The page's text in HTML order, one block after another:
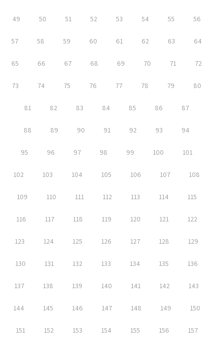
49 50 51 52 53 54 55 56
57 58 59 60 61 62 63 64
65 66 67 68 69 70 71 72
73 74 75 76 77 78 79 80
81 82 83 84 85 86 87
88 89 90 91 92 93 94
95 96 97 98 99 100 101
102 103 104 105 106 107 108
109 110 111 112 113 114 115
116 117 118 119 120 121 122
123 124 125 126 127 128 129
130 131 132 133 134 135 136
137 138 139 140 141 142 143
144 145 146 147 148 149 150
151 152 153 154 155 156 157